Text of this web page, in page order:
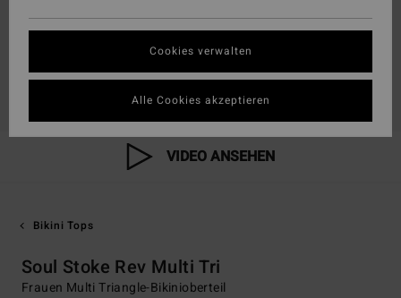
VIDEO ANSEHEN
Bikini Tops
Soul Stoke Rev Multi Tri
Frauen Multi Triangle-Bikinioberteil
Cookies verwalten
Alle Cookies akzeptieren